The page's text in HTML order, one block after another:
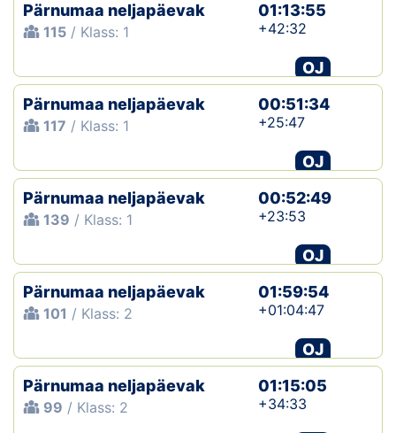
Pärnumaa neljapäevak
115 / Klass: 1
01:13:55
+42:32
OJ
Pärnumaa neljapäevak
117 / Klass: 1
00:51:34
+25:47
OJ
Pärnumaa neljapäevak
139 / Klass: 1
00:52:49
+23:53
OJ
Pärnumaa neljapäevak
101 / Klass: 2
01:59:54
+01:04:47
OJ
Pärnumaa neljapäevak
99 / Klass: 2
01:15:05
+34:33